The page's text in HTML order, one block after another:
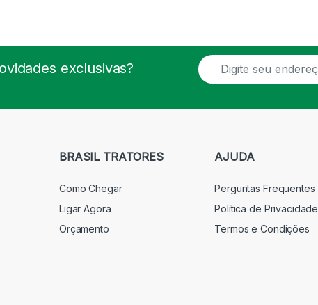
exclusivas?
E
m
BRASIL TRATORES
Como Chegar
Ligar Agora
Orçamento
AJUDA
Perguntas Frequentes
Política de Privacidade
Termos e Condições